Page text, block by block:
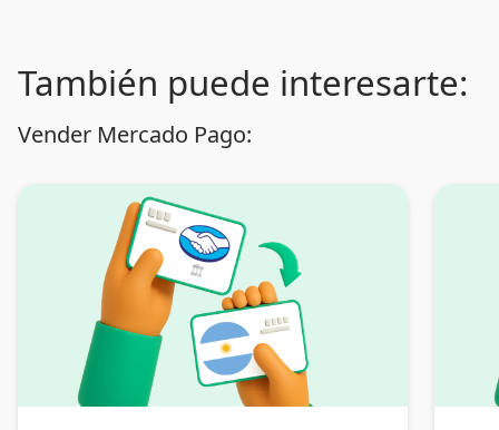
También puede interesarte:
Vender Mercado Pago: